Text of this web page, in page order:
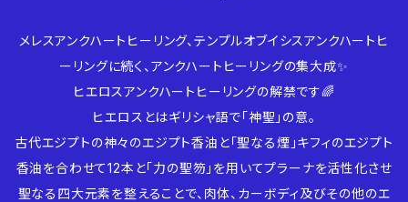
メレスアンクハートヒーリング、テンプルオブイシスアンクハートヒ
ーリングに続く、アンクハートヒーリングの集大成✨
ヒエロスアンクハートヒーリングの解禁です🌈
ヒエロスとはギリシャ語で「神聖」の意。
古代エジプトの神々のエジプト香油と「聖なる煙」キフィのエジプト
香油を合わせて12本と「力の聖笏」を用いてプラーナを活性化させ
聖なる四大元素を整えることで、肉体、カーボディ及びその他のエ